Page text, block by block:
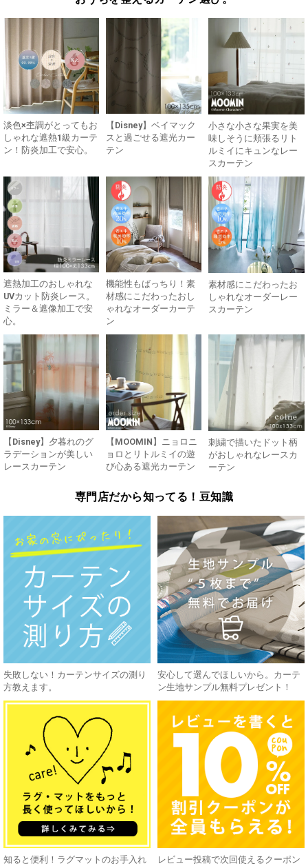
淡色×杢調がとってもお
しゃれな遮熱1級カーテ
ン！防炎加工で安心。
【Disney】ベイマック
スと過ごせる遮光カー
テン
小さな小さな果実を美
味しそうに頬張るリト
ルミイにキュンなレー
スカーテン
遮熱加工のおしゃれな
UVカット防炎レース。
ミラー＆遮像加工で安
心。
機能性もばっちり！素
材感にこだわったおし
ゃれなオーダーカーテ
ン
素材感にこだわったお
しゃれなオーダーレー
スカーテン
【Disney】夕暮れのグ
ラデーションが美しい
レースカーテン
【MOOMIN】ニョロニ
ョロとリトルミイの遊
び心ある遮光カーテン
刺繍で描いたドット柄
がおしゃれなレースカ
ーテン
専門店だから知ってる！豆知識
失敗しない！カーテンサイズの測り
方教えます。
安心して選んでほしいから。カーテ
ン生地サンプル無料プレゼント！
知ると便利！ラグマットのお手入れ
レビュー投稿で次回使えるクーポン